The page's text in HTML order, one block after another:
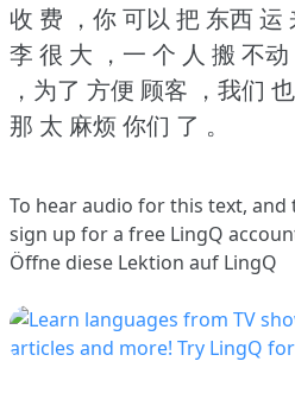
收 费 ，你 可以 把 东西 运
李 很 大 ，一 个 人 搬 不动
，为了 方便 顾客 ，我们
那 太 麻烦 你们 了 。
To hear audio for this text,
sign up for a free LingQ
Öffne diese Lektion auf LingQ